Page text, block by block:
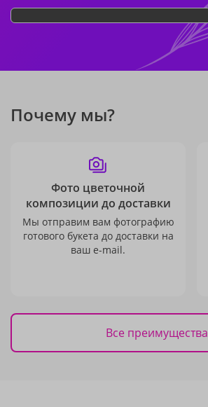
Почему мы?
Фото цветочной
композиции до доставки
Мы отправим вам фотографию
готового букета до доставки на
ваш e-mail.
Все преимущества